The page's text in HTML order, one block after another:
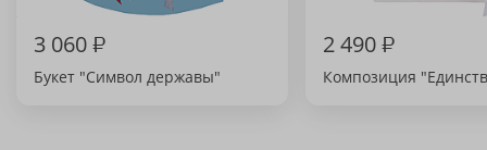
3 060₽
Букет "Символ державы"
2 490₽
Композиция